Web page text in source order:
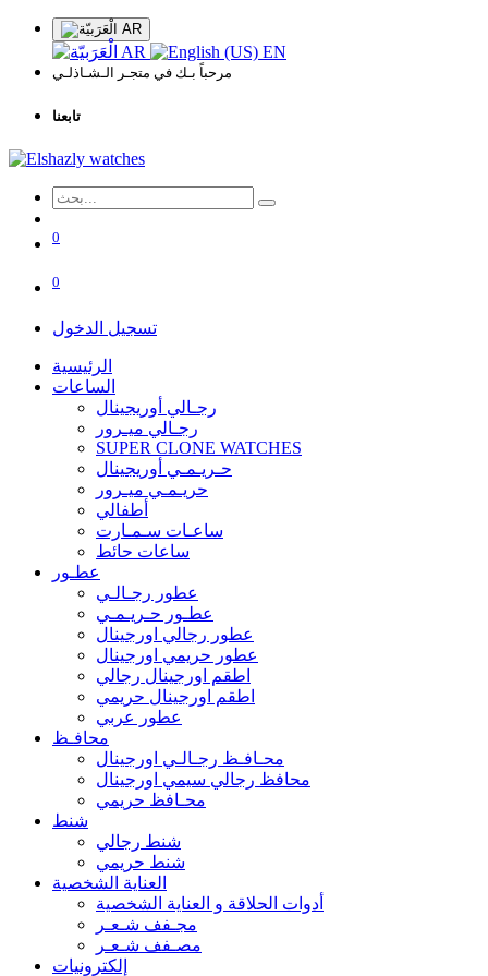
AR
AR EN
مرحباً بـك في متجـر الـشـاذلـي
تابعنا
0
0
تسجيل الدخول
الرئيسية
الساعات
رجـالي أوريجينال
رجـالي ميـرور
SUPER CLONE WATCHES
حـريـمـي أوريجينال
حريـمـي ميـرور
أطفالي
ساعـات سـمـارت
ساعات حائط
عطـور
عطور رجـالـي
عطـور حـريـمـي
عطور رجالي اورجينال
عطور حريمي اورجينال
اطقم اورجينال رجالي
اطقم اورجينال حريمي
عطور عربي
محافـظ
محـافـظ رجـالـي اورجينال
محافظ رجالي سيمي اورجينال
محـافظ حريمي
شنط
شنط رجالي
شنط حريمي
العناية الشخصية
أدوات الحلاقة و العناية الشخصية
مجـفف شـعـر
مصـفف شـعـر
إلكترونيات